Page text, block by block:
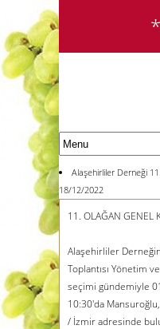
Alaşehirliler Derneği
18/12/2022
11. OLAĞAN GENEL
Alaşehirliler
Toplantısı Yönetim
seçimi gündemiyle
10:30'da
/ İzmiradresinde